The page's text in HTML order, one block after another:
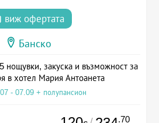
виж офертата
Банско
нощувки, закуска и възможност за
в хотел Мария Антоанета
- 07.09 + полупансион
.70